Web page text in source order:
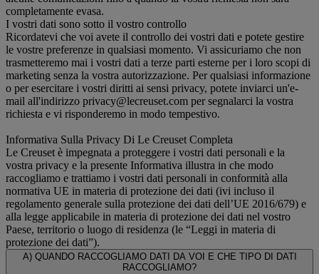
completamente evasa.
I vostri dati sono sotto il vostro controllo
Ricordatevi che voi avete il controllo dei vostri dati e potete gestire
le vostre preferenze in qualsiasi momento. Vi assicuriamo che non
trasmetteremo mai i vostri dati a terze parti esterne per i loro scopi di
marketing senza la vostra autorizzazione. Per qualsiasi informazione
o per esercitare i vostri diritti ai sensi privacy, potete inviarci un'e-
mail all'indirizzo privacy@lecreuset.com per segnalarci la vostra
richiesta e vi risponderemo in modo tempestivo.
Informativa Sulla Privacy Di Le Creuset Completa
Le Creuset è impegnata a proteggere i vostri dati personali e la
vostra privacy e la presente Informativa illustra in che modo
raccogliamo e trattiamo i vostri dati personali in conformità alla
normativa UE in materia di protezione dei dati (ivi incluso il
regolamento generale sulla protezione dei dati dell’UE 2016/679) e
alla legge applicabile in materia di protezione dei dati nel vostro
Paese, territorio o luogo di residenza (le “Leggi in materia di
protezione dei dati”).
A) QUANDO RACCOGLIAMO DATI DA VOI E CHE TIPO DI DATI
RACCOGLIAMO?